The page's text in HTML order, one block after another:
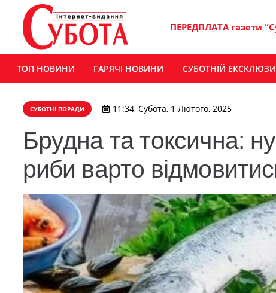
ПЕРЕДПЛАТА газети
ТОП НОВИНИ ГАРЯЧІ НОВИНИ СУБОТНІЙ
СУБОТНІ ПОРАДИ 11:34, Субота, 1 Лютого, 2025
Брудна та токсична:
риби варто